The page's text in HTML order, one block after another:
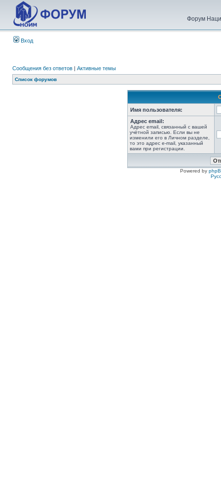
Форум
Вход
Сообщения без ответов | Активные темы
Список форумов
Имя пользователя:
Адрес email:
Адрес email, связанный с вашей
учётной записью. Если вы не
изменили его в Личном разделе,
то это адрес e-mail, указанный
вами при регистрации.
Powered by